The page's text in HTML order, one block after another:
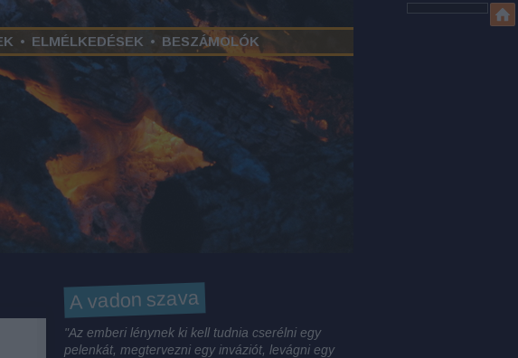
• ELMÉLKEDÉSEK • BESZÁMOLÓK
A vadon szava
"Az emberi lénynek ki kell tudnia cserélni egy
pelenkát, megtervezni egy inváziót, levágni egy